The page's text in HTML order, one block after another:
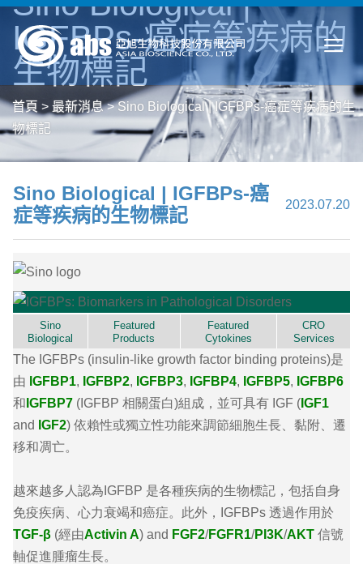
IGFBPs-癌症等疾病的
生物標記
首頁 > 最新消息>Sino Biological | IGFBPs-癌症等疾病的生
物標記
Sino Biological | IGFBPs-癌
症等疾病的生物標記
2023.07.20
Sino
Biological
Featured
Products
Featured
Cytokines
CRO
Services
The IGFBPs (insulin-like growth factor binding proteins)是
由 IGFBP1, IGFBP2, IGFBP3, IGFBP4, IGFBP5, IGFBP6
和 IGFBP7 (IGFBP 相關蛋白)組成，並可具有 IGF ( IGF1
and IGF2) 依賴性或獨立性功能來調節細胞生長、黏附、遷
移和凋亡。
越來越多人認為IGFBP 是各種疾病的生物標記，包括自身
免疫疾病、 心力衰竭和癌症。此外，IGFBPs 透過作用於
TGF-β (經由Activin A) and FGF2/FGFR1/PI3K/AKT 信號
軸促進腫瘤生長。